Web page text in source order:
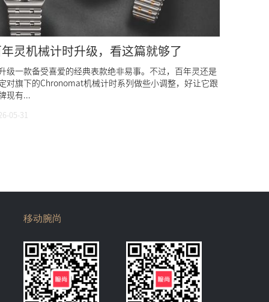
灵机械计时升级，看这篇就够了
级一款备受喜爱的经典表款绝非易事。不过，百年灵还是
对旗下的Chronomat机械计时系列做些小调整，好让它跟
现有...
05-31
移动腕尚